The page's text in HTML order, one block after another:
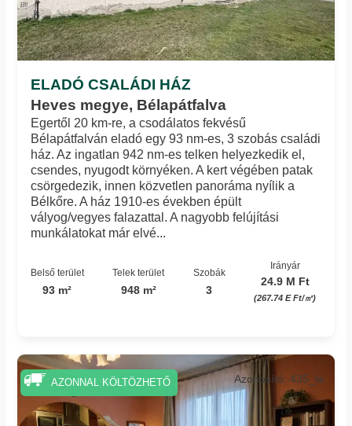
ELADÓ CSALÁDI HÁZ
Heves megye, Bélapátfalva
Egertől 20 km-re, a csodálatos fekvésű
Bélapátfalván eladó egy 93 nm-es, 3 szobás családi
ház. Az ingatlan 942 nm-es telken helyezkedik el,
csendes, nyugodt környéken. A kert végében patak
csörgedezik, innen közvetlen panoráma nyílik a
Bélkőre. A ház 1910-es években épült
vályog/vegyes falazattal. A nagyobb felújítási
munkálatokat már elvé...
Belső terület
93 m²
Telek terület
948 m²
Szobák
3
Irányár
24.9 M Ft
(267.74 E Ft/㎡)
Azonosító: 435_la
AZONNAL KÖLTÖZHETŐ